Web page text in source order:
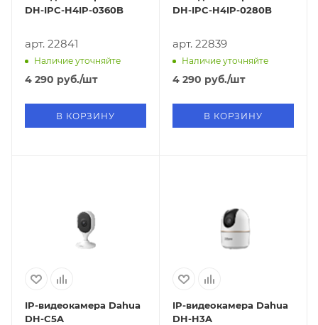
DH-IPC-H4IP-0360B
арт. 22841
Наличие уточняйте
4 290 руб./шт
В КОРЗИНУ
DH-IPC-H4IP-0280B
арт. 22839
Наличие уточняйте
4 290 руб./шт
В КОРЗИНУ
IP-видеокамера Dahua
DH-C5A
IP-видеокамера Dahua
DH-H3A